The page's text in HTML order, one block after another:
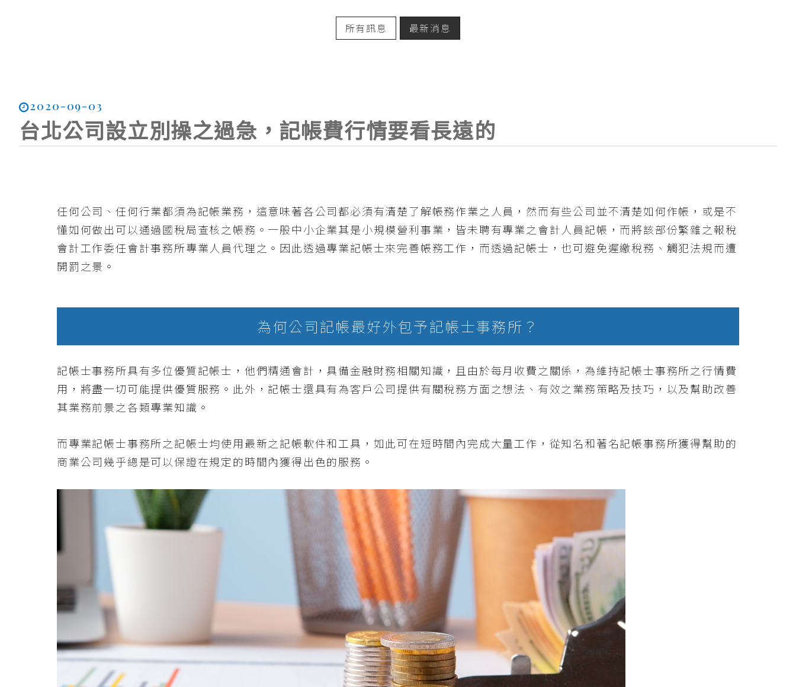
所有訊息 最新消息
2020-09-03
台北公司設立別操之過急，記帳費行情要看長遠的
任何公司、任何行業都須為記帳業務，這意味著各公司都必須有清楚了解帳務作業之人員，然而有些公司並不清楚如何作帳，或是不
懂如何做出可以通過國稅局查核之帳務。一般中小企業其是小規模營利事業，皆未聘有專業之會計人員記帳，而將該部份繁雜之報稅
會計工作委任會計事務所專業人員代理之。因此透過專業記帳士來完善帳務工作，而透過記帳士，也可避免遲繳稅務、觸犯法規而遭
開罰之景。
為何公司記帳最好外包予記帳士事務所？
記帳士事務所具有多位優質記帳士，他們精通會計，具備金融財務相關知識，且由於每月收費之關係，為維持記帳士事務所之行情費
用，將盡一切可能提供優質服務。此外，記帳士還具有為客戶公司提供有關稅務方面之想法、有效之業務策略及技巧，以及幫助改善
其業務前景之各類專業知識。
而專業記帳士事務所之記帳士均使用最新之記帳軟件和工具，如此可在短時間內完成大量工作，從知名和著名記帳事務所獲得幫助的
商業公司幾乎總是可以保證在規定的時間內獲得出色的服務。